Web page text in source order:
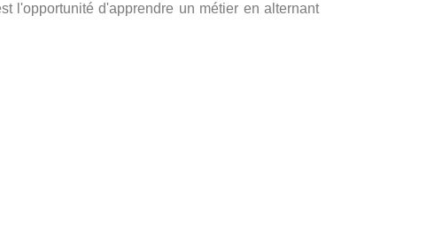
l'opportunité d'apprendre un métier en alternant